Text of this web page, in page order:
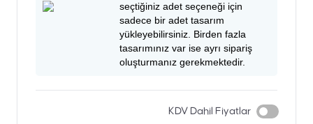
seçtiğiniz adet seçeneği için
sadece bir adet tasarım
yükleyebilirsiniz. Birden fazla
tasarımınız var ise ayrı sipariş
oluşturmanız gerekmektedir.
KDV Dahil Fiyatlar